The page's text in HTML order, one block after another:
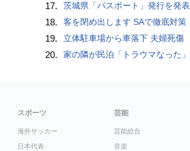
17. 茨城県「パスポート」発行を発表
18. 客を閉め出します SAで徹底対策
19. 立体駐車場から車落下 夫婦死傷
20. 家の隣が民泊「トラウマなった」
スポーツ
海外サッカー
日本代表
芸能
芸能総合
音楽